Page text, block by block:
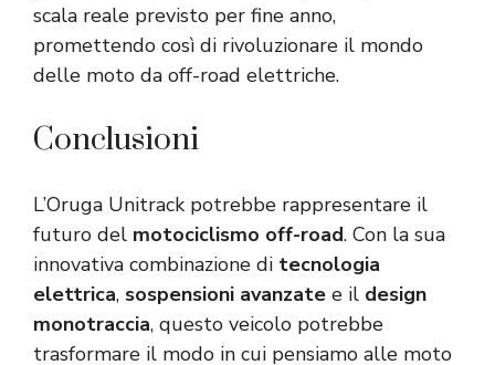
scala reale previsto per fine anno,
promettendo così di rivoluzionare il mondo
delle moto da off-road elettriche.
Conclusioni
L’Oruga Unitrack potrebbe rappresentare il
futuro del motociclismo off-road. Con la sua
innovativa combinazione di tecnologia
elettrica, sospensioni avanzate e il design
monotraccia, questo veicolo potrebbe
trasformare il modo in cui pensiamo alle moto